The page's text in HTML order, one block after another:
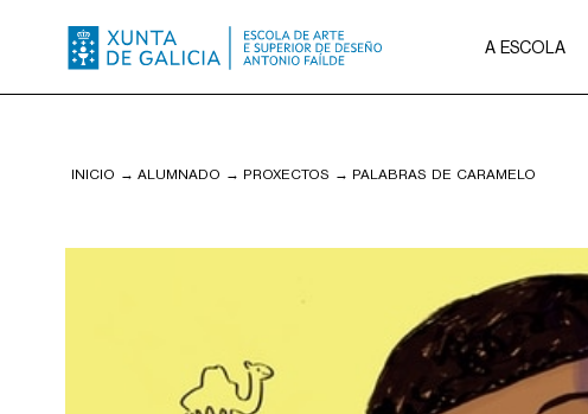
A ESCOLA
INICIO → ALUMNADO → PROXECTOS → PALABRAS DE CARAMELO